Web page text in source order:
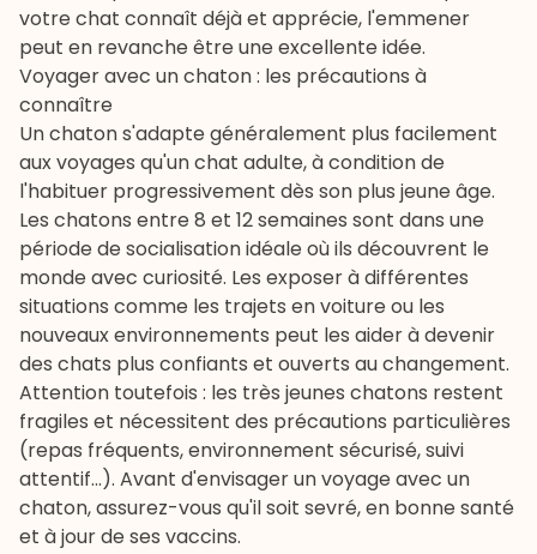
votre chat connaît déjà et apprécie, l'emmener
peut en revanche être une excellente idée.
Voyager avec un chaton : les précautions à
connaître
Un chaton s'adapte généralement plus facilement
aux voyages qu'un chat adulte, à condition de
l'habituer progressivement dès son plus jeune âge.
Les chatons entre 8 et 12 semaines sont dans une
période de socialisation idéale où ils découvrent le
monde avec curiosité. Les exposer à différentes
situations comme les trajets en voiture ou les
nouveaux environnements peut les aider à devenir
des chats plus confiants et ouverts au changement.
Attention toutefois : les très jeunes chatons restent
fragiles et nécessitent des précautions particulières
(repas fréquents, environnement sécurisé, suivi
attentif...). Avant d'envisager un voyage avec un
chaton, assurez-vous qu'il soit sevré, en bonne santé
et à jour de ses vaccins.